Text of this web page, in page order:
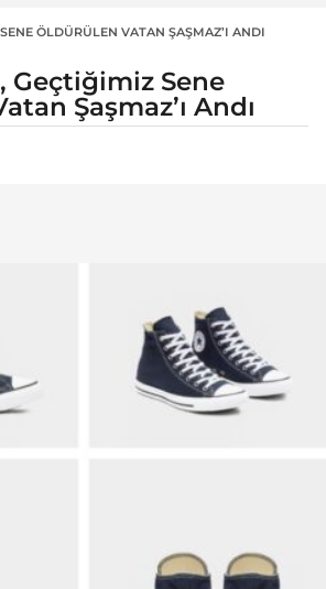
ÖLDÜRÜLEN VATAN ŞAŞMAZ’I ANDI
Geçtiğimiz Sene
Şaşmaz’ı Andı